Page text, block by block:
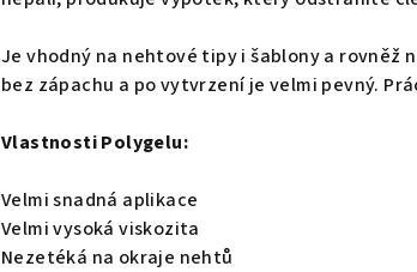
Je vhodný na nehtové tipy i šablony a rovněž
bez zápachu a po vytvrzení je velmi pevný.
Vlastnosti Polygelu:
Velmi snadná aplikace
Velmi vysoká viskozita
Nezetéká na okraje nehtů